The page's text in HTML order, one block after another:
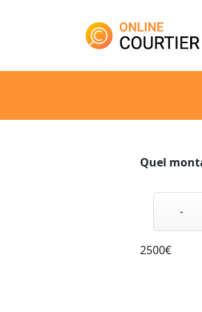
Main Navigation
Quel
-
2500€